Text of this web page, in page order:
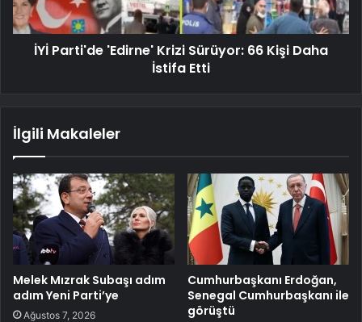
İYİ Parti'de 'Edirne' Krizi Sürüyor: 66 Kişi Daha
İstifa Etti
İlgili Makaleler
Melek Mızrak Subaşı adım
adım Yeni Parti’ye
Ağustos 7, 2026
Cumhurbaşkanı Erdoğan,
Senegal Cumhurbaşkanı ile
görüştü